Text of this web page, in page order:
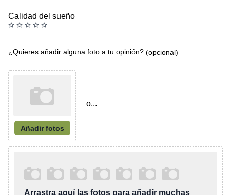
Calidad del sueño
¿Quieres añadir alguna foto a tu opinión? (opcional)
Añadir fotos
o...
Arrastra aquí las fotos para añadir muchas